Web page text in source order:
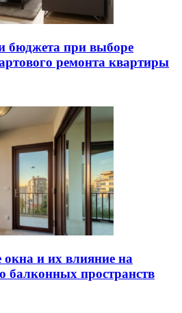
бюджета при выборе
ремонта квартиры
и их влияние на
балконных пространств